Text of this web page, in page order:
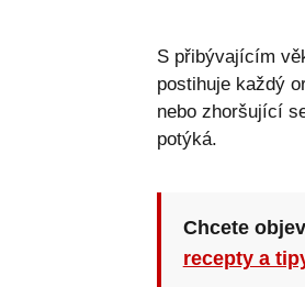
S přibývajícím
postihuje každý
nebo zhoršující
potýká.
Chcete
recepty a